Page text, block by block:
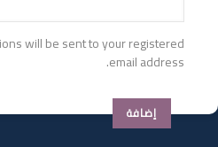
will be sent to your registered
email address.